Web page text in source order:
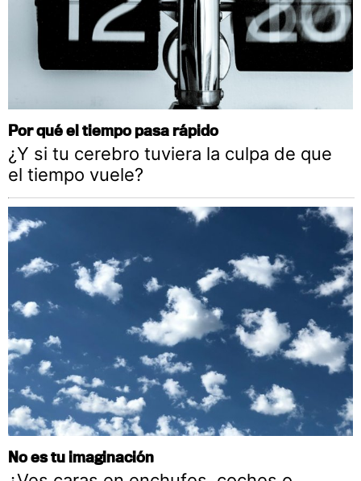
Por qué el tiempo pasa rápido
¿Y si tu cerebro tuviera la culpa de que
el tiempo vuele?
No es tu imaginación